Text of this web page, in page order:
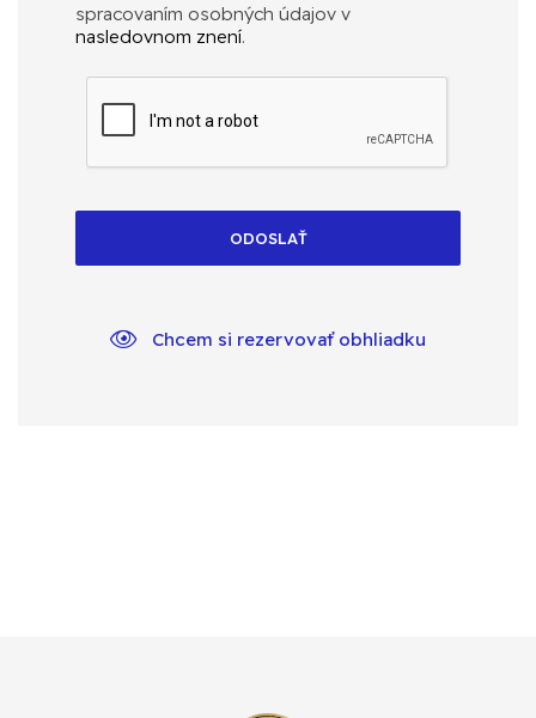
spracovaním osobných údajov v
nasledovnom znení.
ODOSLAŤ
Chcem si rezervovať obhliadku